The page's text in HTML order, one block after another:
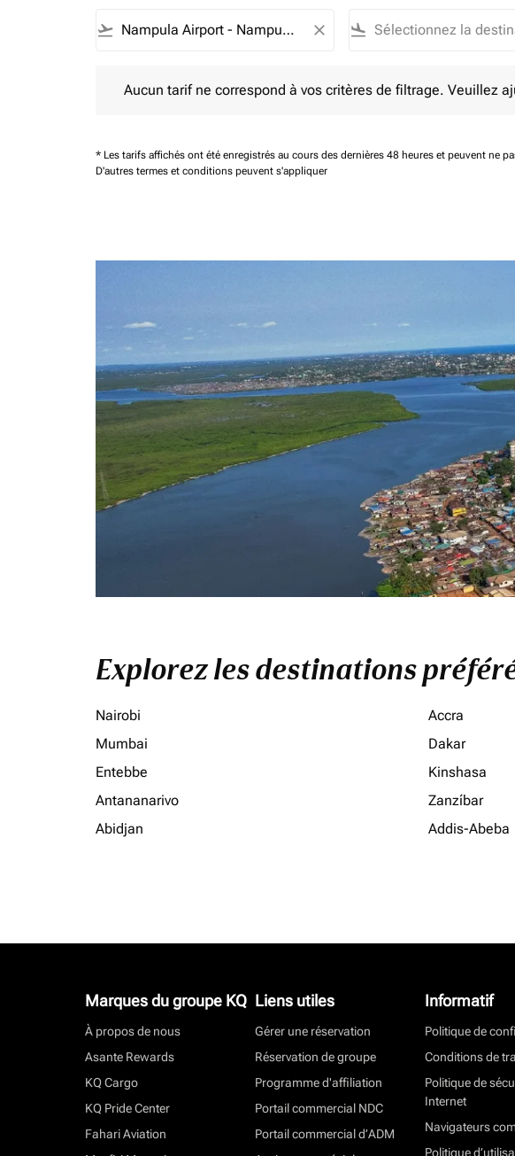
flight_takeoff close flight_land
Aucun tarif ne correspond à vos critères de filtrage. Veuillez
* Les tarifs affichés ont été enregistrés au cours des dernières 48 heures et peuvent ne
D'autres termes et conditions peuvent s'appliquer
Explorez les destinations
Nairobi Accra
Mumbai
Dakar
Entebbe
Kinshasa
Antananarivo
Zanzíbar
Abidjan
Addis-Abeba
Marques du groupe KQ
À propos de nous
Asante Rewards
KQ Cargo
KQ Pride Center
Fahari Aviation
Liens utiles
Gérer une réservation
Réservation de groupe
Programme d'affiliation
Portail commercial NDC
Portail commercial d’ADM
Informatif
Politique de
Conditions de
Politique de
Internet
Navigateurs
Politique